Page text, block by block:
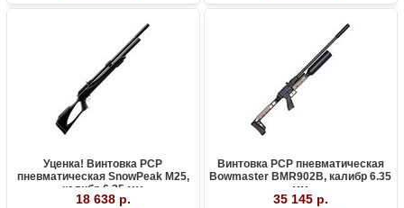
Уценка! Винтовка PCP
пневматическая SnowPeak M25,
калибр 6.35 мм
18 638 р.
Винтовка PCP пневматическая
Bowmaster BMR902B, калибр 6.35
мм
35 145 р.